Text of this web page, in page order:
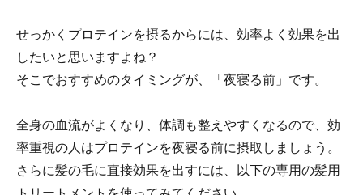
せっかくプロテインを摂るからには、効率よく効果を出
したいと思いますよね？
そこでおすすめのタイミングが、「夜寝る前」です。
全身の血流がよくなり、体調も整えやすくなるので、効
率重視の人はプロテインを夜寝る前に摂取しましょう。
さらに髪の毛に直接効果を出すには、以下の専用の髪用